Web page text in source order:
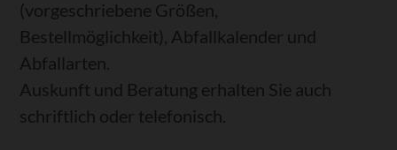
(vorgeschriebene Größen,
Bestellmöglichkeit), Abfallkalender und
Abfallarten.
Auskunft und Beratung erhalten Sie auch
schriftlich oder telefonisch.